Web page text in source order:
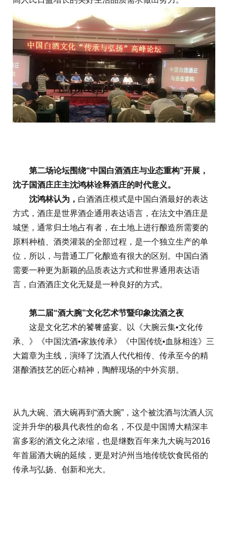
第二场论坛围绕“中国白酒酒庄与业态重构”开展，
沈子国酒庄庄主沈鸿林诠释酒庄的时代意义。
沈鸿林认为， 白酒酒庄模式是中国白酒最好的表达
方式，酒庄是世界酒企通用表达语言，在法文中酒庄是
城堡，通常归土地占有者，在土地上进行酿造所需要的
原料种植、酒类灌装的全部过程，是一个独立生产的单
位，所以，与普通工厂化酿造有很大的区别。中国白酒
需要一种更为新颖的品质表达方式和世界通用表达语
言，白酒酒庄文化无疑是一种良好的方式。
第二届“酒大腕”文化艺术节暨印象沈酒之夜
这是文化艺术的饕餮盛宴。以《大腕云集•文化传
承、》《中国沈酒•家族传承》《中国传统•血脉相连》三
大篇章为主线，演绎了沈酒人代代相传、传承至今的精
湛酿酒技艺的匠心精神，陶醉现场的中外宾朋。
从九大碗、酒大碗再到“酒大腕”，这个被沈酒与沈酒人沉
淀并升华的极具代表性的命名，不仅是中国博大精深丰
富多彩的酒文化之浓缩，也是继数百年来九大碗与2016
年首届酒大碗的延续，更是对泸州当地传统饮食民俗的
传承与弘扬、创新和光大。